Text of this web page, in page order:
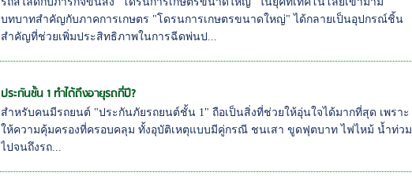
บทบาทสำคัญกับภาคการเกษตร "โดรนการเกษตรขนาดใหญ่" ได้กลายเป็นอุปกรณ์ชิ้น
สำคัญที่ช่วยเพิ่มประสิทธิภาพในการฉีดพ่นป...
ประกันชั้น 1 ทำได้ถึงอายุรถกี่ปี?
สำหรับคนมีรถยนต์ "ประกันภัยรถยนต์ชั้น 1" ถือเป็นสิ่งที่ช่วยให้อุ่นใจได้มากที่สุด เพราะ
ให้ความคุ้มครองที่ครอบคลุม ทั้งอุบัติเหตุแบบมีคู่กรณี ชนเสา ขูดฟุตบาท ไฟไหม้ น้ำท่วม
ไปจนถึงรถ...